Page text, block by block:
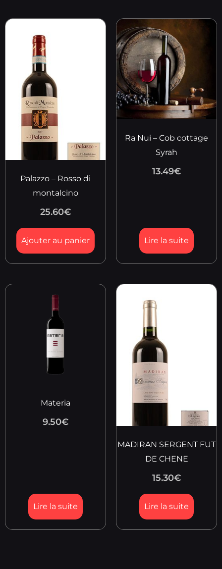
Palazzo – Rosso di
montalcino
25.60€
Ajouter au panier
Ra Nui – Cob cottage
Syrah
13.49€
Lire la suite
Materia
9.50€
Lire la suite
MADIRAN SERGENT FUT
DE CHENE
15.30€
Lire la suite